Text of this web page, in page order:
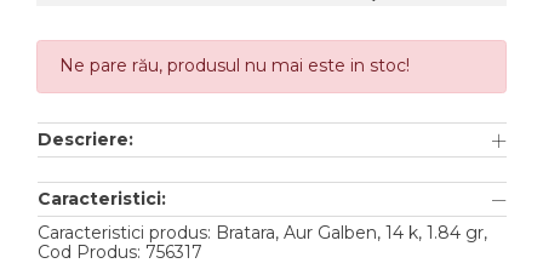
Accesorii
TIP METAL
Aur galben
Aur alb
Aur roz
Ne pare rău, produsul nu mai este in stoc!
Descriere:
Caracteristici:
Caracteristici produs: Bratara, Aur Galben, 14 k, 1.84 gr,
Cod Produs: 756317